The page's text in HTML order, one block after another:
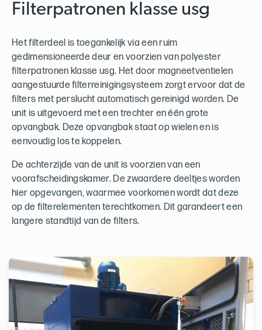
Filterpatronen klasse usg
Het filterdeel is toegankelijk via een ruim
gedimensioneerde deur en voorzien van polyester
filterpatronen klasse usg. Het door magneetventielen
aangestuurde filterreinigingsysteem zorgt ervoor dat de
filters met perslucht automatisch gereinigd worden. De
unit is uitgevoerd met een trechter en één grote
opvangbak. Deze opvangbak staat op wielen en is
eenvoudig los te koppelen.
De achterzijde van de unit is voorzien van een
voorafscheidingskamer. De zwaardere deeltjes worden
hier opgevangen, waarmee voorkomen wordt dat deze
op de filterelementen terechtkomen. Dit garandeert een
langere standtijd van de filters.